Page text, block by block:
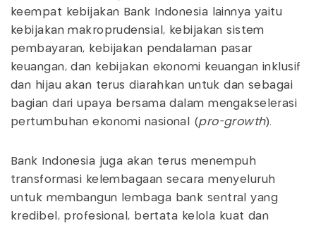
keempat kebijakan Bank Indonesia lainnya yaitu
kebijakan makroprudensial, kebijakan sistem
pembayaran, kebijakan pendalaman pasar
keuangan, dan kebijakan ekonomi keuangan inklusif
dan hijau akan terus diarahkan untuk dan sebagai
bagian dari upaya bersama dalam mengakselerasi
pertumbuhan ekonomi nasional (pro-growth).
Bank Indonesia juga akan terus menempuh
transformasi kelembagaan secara menyeluruh
untuk membangun lembaga bank sentral yang
kredibel, profesional, bertata kelola kuat dan